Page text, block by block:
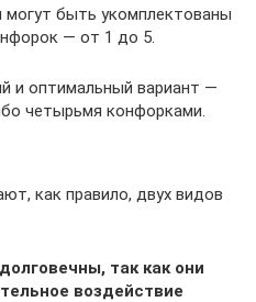
могут быть укомплектованы
— от 1 до 5.
и оптимальный вариант —
четырьмя конфорками.
как правило, двух видов
так как они
воздействие